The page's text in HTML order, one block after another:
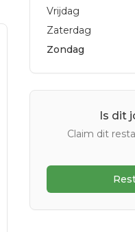
Vrijdag
Zaterdag
Zondag
Is dit
Claim dit